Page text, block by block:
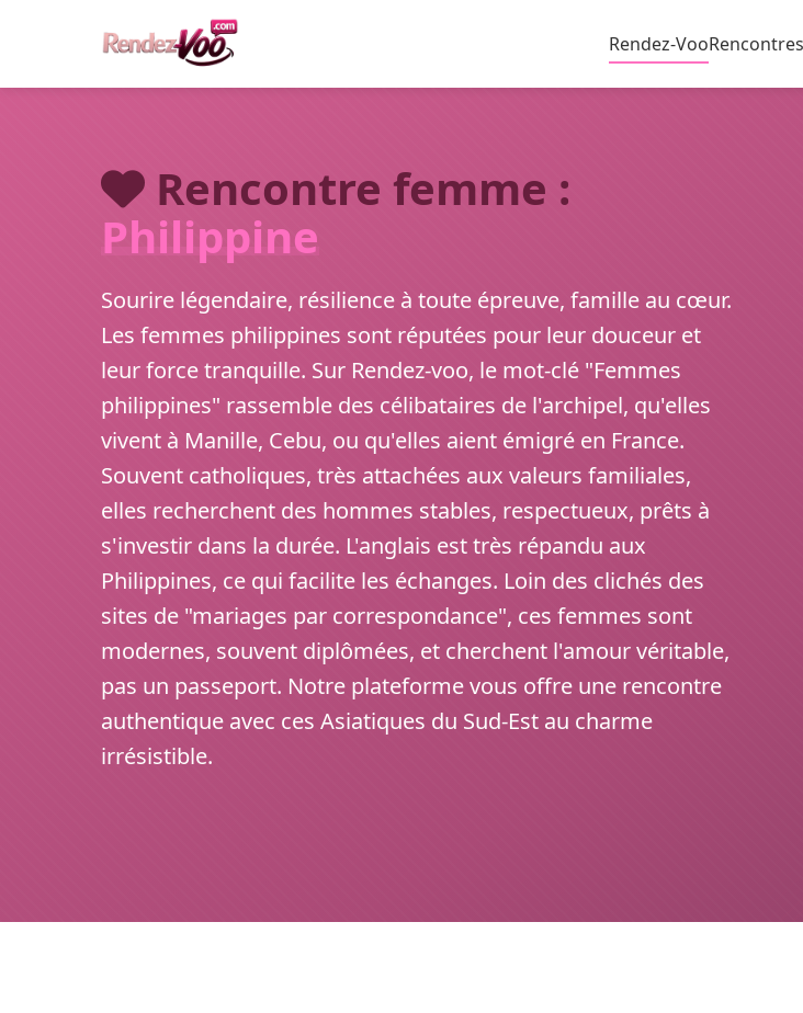
Rendez-VooRencontres
Rencontre femme :
Philippine
Sourire légendaire, résilience à toute épreuve, famille au cœur.
Les femmes philippines sont réputées pour leur douceur et
leur force tranquille. Sur Rendez-voo, le mot-clé "Femmes
philippines" rassemble des célibataires de l'archipel, qu'elles
vivent à Manille, Cebu, ou qu'elles aient émigré en France.
Souvent catholiques, très attachées aux valeurs familiales,
elles recherchent des hommes stables, respectueux, prêts à
s'investir dans la durée. L'anglais est très répandu aux
Philippines, ce qui facilite les échanges. Loin des clichés des
sites de "mariages par correspondance", ces femmes sont
modernes, souvent diplômées, et cherchent l'amour véritable,
pas un passeport. Notre plateforme vous offre une rencontre
authentique avec ces Asiatiques du Sud-Est au charme
irrésistible.